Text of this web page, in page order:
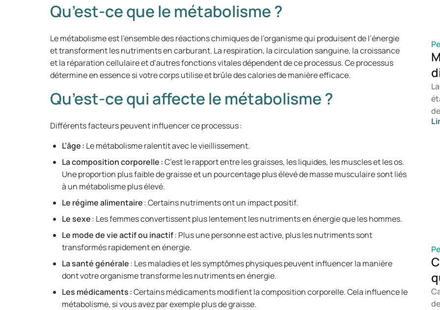
Qu’est-ce que le métabolisme ?
Le métabolisme est l’ensemble des réactions chimiques de l’organisme qui produisent de l’énergie
et transforment les nutriments en carburant. La respiration, la circulation sanguine, la croissance
et la réparation cellulaire et d’autres fonctions vitales dépendent de ce processus. Ce processus
détermine en essence si votre corps utilise et brûle des calories de manière efficace.
Qu’est-ce qui affecte le métabolisme ?
Différents facteurs peuvent influencer ce processus :
L’âge : Le métabolisme ralentit avec le vieillissement.
La composition corporelle :C’est le rapport entre les graisses, les liquides, les muscles et les os.
Une proportion plus faible de graisse et un pourcentage plus élevé de masse musculaire sont liés
à un métabolisme plus élevé.
Le régime alimentaire: Certains nutriments ont un impact positif.
Le sexe: Les femmes convertissent plus lentement les nutriments en énergie que les hommes.
Le mode de vie actif ou inactif: Plus une personne est active, plus les nutriments sont
transformés rapidement en énergie.
La santé générale: Les maladies et les symptômes physiques peuvent influencer la manière
dont votre organisme transforme les nutriments en énergie.
Les médicaments :Certains médicaments modifient la composition corporelle. Cela influence le
métabolisme, si vous avez par exemple plus de graisse.